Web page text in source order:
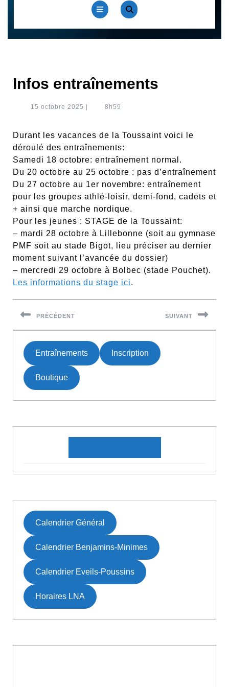
Open
Button
Infos entraînements
15 octobre 2025 15
8h59
Durant les vacances de la Toussaint voici le
déroulé des entraînements:
Samedi 18 octobre: entraînement normal.
Du 20 octobre au 25 octobre : pas d’entraînement
Du 27 octobre au 1er novembre: entraînement
pour les groupes athlé-loisir, demi-fond, cadets et
+ ainsi que marche nordique.
Pour les jeunes : STAGE de la Toussaint:
– mardi 28 octobre à Lillebonne (soit au gymnase
PMF soit au stade Bigot, lieu préciser au dernier
moment suivant l’avancée du dossier)
– mercredi 29 octobre à Bolbec (stade Pouchet).
Les informations du stage ici.
Navigation
de
l’article
PRÉCÉDENT
post:
SUIVANT
post:
Entraînements Inscription
Boutique
Calendrier Général
Calendrier Benjamins-Minimes
Calendrier Eveils-Poussins
Horaires LNA